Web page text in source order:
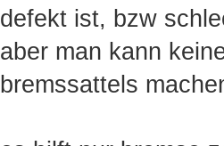
defekt ist, bzw
aber man kann
bremssattels